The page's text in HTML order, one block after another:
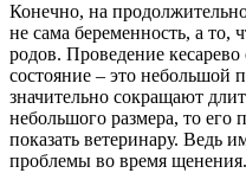
Конечно, на
не сама беременность, а то,
родов. Проведение
состояние – это небольшой
значительно сокращают
небольшого размера, то его
показать ветеринару. Ведь
проблемы во время щенения.